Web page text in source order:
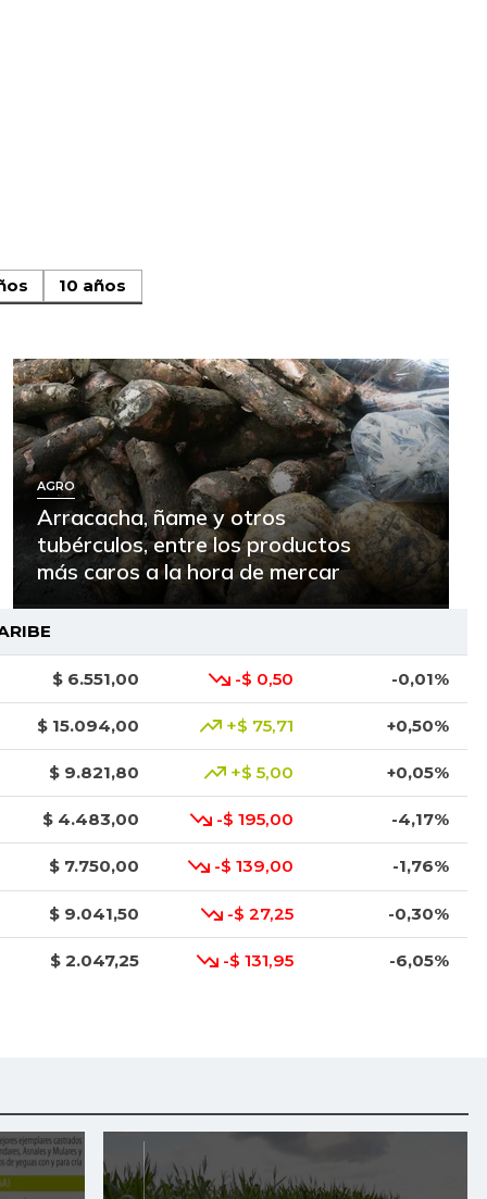
10 años
AGRO
Arracacha, ñame y otros
tubérculos, entre los productos
más caros a la hora de mercar
$ 6.551,00 -$ 0,50 -0,01%
$ 15.094,00 +$ 75,71 +0,50%
$ 9.821,80 +$ 5,00 +0,05%
$ 4.483,00 -$ 195,00 -4,17%
$ 7.750,00 -$ 139,00 -1,76%
$ 9.041,50 -$ 27,25 -0,30%
$ 2.047,25 -$ 131,95 -6,05%
$ 3.120,67